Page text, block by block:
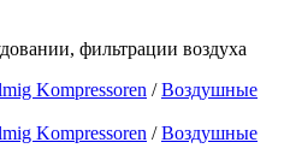
фильтрации воздуха
Kompressoren /Воздушные
Kompressoren /Воздушные